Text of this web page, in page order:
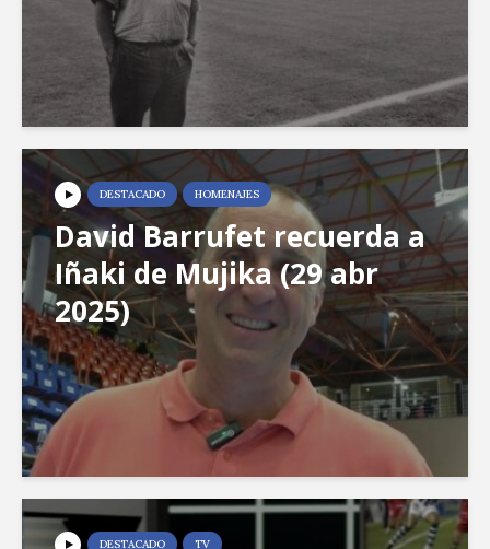
DESTACADO HOMENAJES
David Barrufet recuerda a
Iñaki de Mujika (29 abr
2025)
DESTACADO TV